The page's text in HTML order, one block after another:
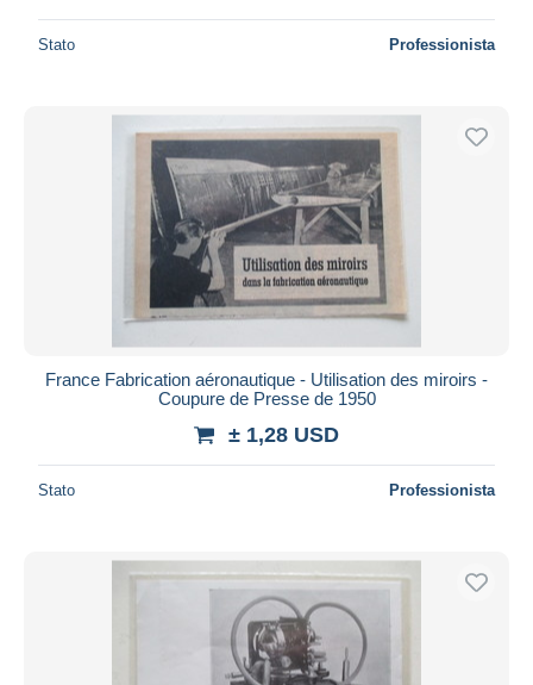
Stato Professionista
France Fabrication aéronautique - Utilisation des miroirs -
Coupure de Presse de 1950
± 1,28 USD
Stato Professionista